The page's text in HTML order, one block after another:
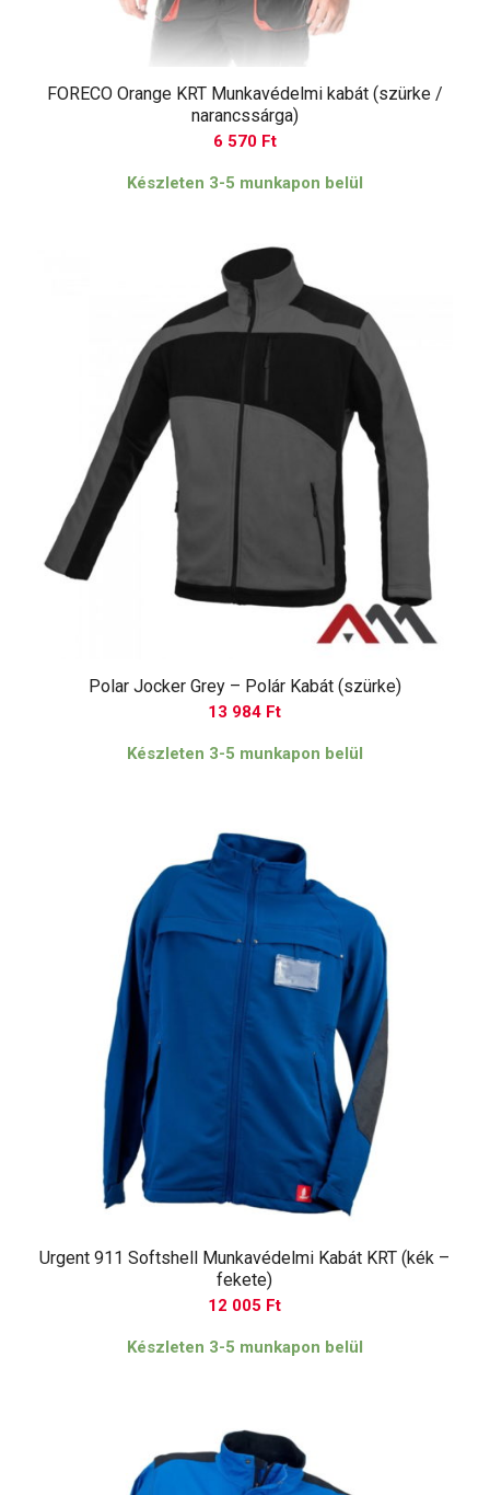
FORECO Orange KRT Munkavédelmi kabát (szürke /
narancssárga)
6 570 Ft
Készleten 3-5 munkapon belül
Polar Jocker Grey – Polár Kabát (szürke)
13 984 Ft
Készleten 3-5 munkapon belül
Urgent 911 Softshell Munkavédelmi Kabát KRT (kék –
fekete)
12 005 Ft
Készleten 3-5 munkapon belül